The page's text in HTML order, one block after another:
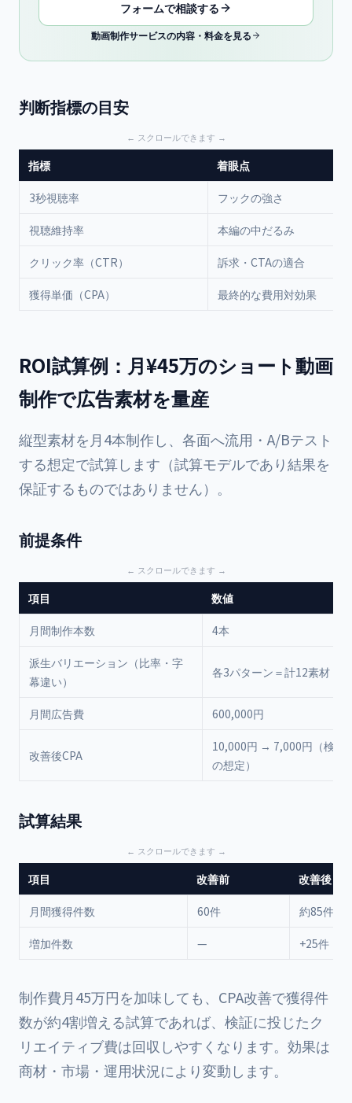
フォームで相談する
動画制作サービスの内容・料金を見る
判断指標の目安
指標 着眼点
3秒視聴率 フックの強さ
視聴維持率 本編の中だるみ
クリック率（CTR） 訴求・CTAの適合
獲得単価（CPA） 最終的な費用対効果
ROI試算例：月¥45万のショート動画
制作で広告素材を量産
縦型素材を月4本制作し、各面へ流用・A/Bテスト
する想定で試算します（試算モデルであり結果を
保証するものではありません）。
前提条件
項目 数値
月間制作本数 4本
派生バリエーション（比率・字
幕違い）
各3パターン＝計12素材
月間広告費 600,000円
改善後CPA
10,000円 → 7,000円（検証
の想定）
試算結果
項目 改善前 改善後
月間獲得件数 60件 約85件
増加件数 — +25件
制作費月45万円を加味しても、CPA改善で獲得件
数が約4割増える試算であれば、検証に投じたク
リエイティブ費は回収しやすくなります。効果は
商材・市場・運用状況により変動します。